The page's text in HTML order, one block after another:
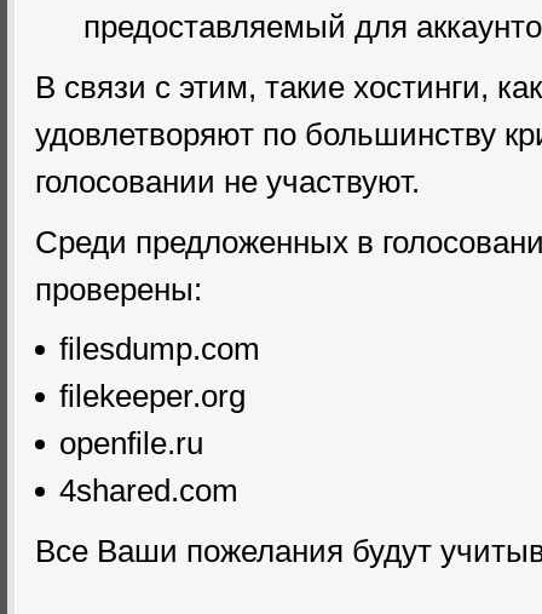
предоставляемый для
В связи с этим, такие хостинги,
удовлетворяют по большинству
голосовании не участвуют.
Среди предложенных в
проверены:
filesdump.com
filekeeper.org
openfile.ru
4shared.com
Все Ваши пожелания будут